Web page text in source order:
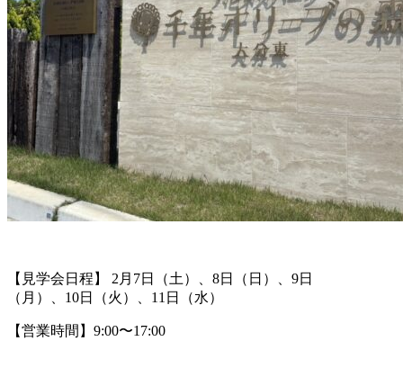
【見学会日程】
2月7日（土）、8日（日）、9日
（月）、10日（火）、11日（水）
【営業時間】9:00〜17:00